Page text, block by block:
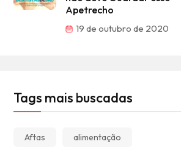
Apetrecho
19 de outubro de 2020
Tags mais buscadas
Aftas alimentação